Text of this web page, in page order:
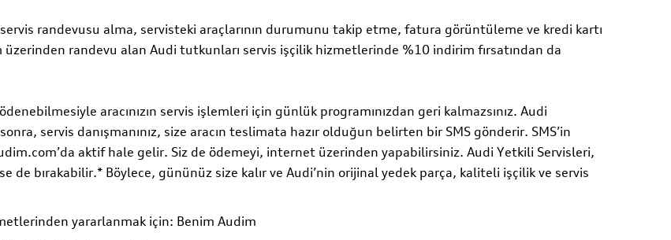
randevusu alma, servisteki araçlarının durumunu takip etme, fatura görüntüleme ve kredi kartı
randevu alan Audi tutkunları servis işçilik hizmetlerinde %10 indirim fırsatından da
aracınızın servis işlemleri için günlük programınızdan geri kalmazsınız. Audi
servis danışmanınız, size aracın teslimata hazır olduğun belirten bir SMS gönderir. SMS’in
aktif hale gelir. Siz de ödemeyi, internet üzerinden yapabilirsiniz. Audi Yetkili Servisleri,
de bırakabilir.* Böylece, gününüz size kalır ve Audi’nin orijinal yedek parça, kaliteli işçilik ve servis
yararlanmak için: Benim Audim